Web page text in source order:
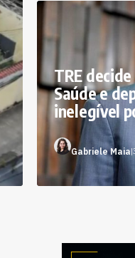
TRE
Saúde e
inelegível
Gabriele Maia|